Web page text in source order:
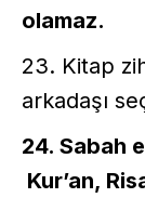
olamaz.
23. Kitap
arkadaşı
24. Sabah
Kur’an,